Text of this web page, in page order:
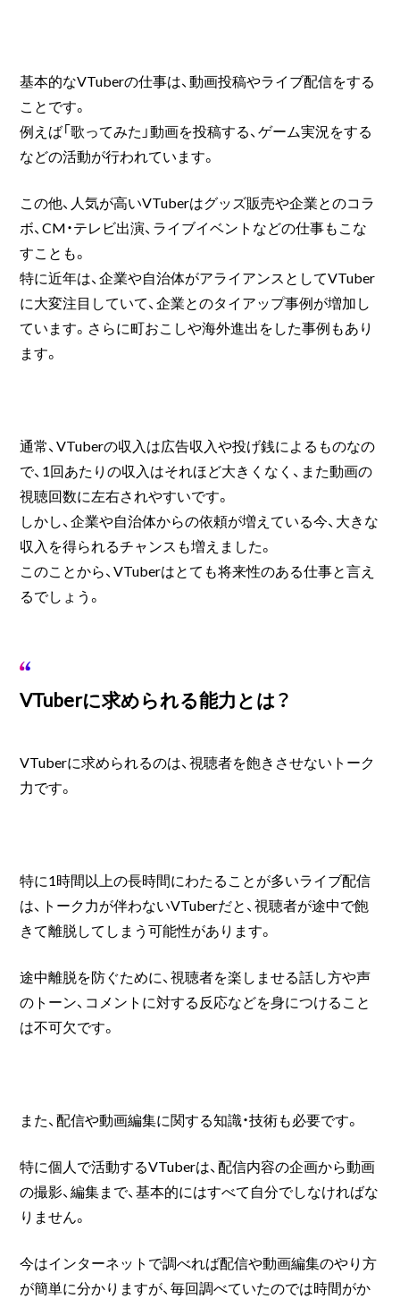
基本的なVTuberの仕事は、動画投稿やライブ配信をする
ことです。
例えば「歌ってみた」動画を投稿する、ゲーム実況をする
などの活動が行われています。
この他、人気が高いVTuberはグッズ販売や企業とのコラ
ボ、CM・テレビ出演、ライブイベントなどの仕事もこな
すことも。
特に近年は、企業や自治体がアライアンスとしてVTuber
に大変注目していて、企業とのタイアップ事例が増加し
ています。さらに町おこしや海外進出をした事例もあり
ます。
通常、VTuberの収入は広告収入や投げ銭によるものなの
で、1回あたりの収入はそれほど大きくなく、また動画の
視聴回数に左右されやすいです。
しかし、企業や自治体からの依頼が増えている今、大きな
収入を得られるチャンスも増えました。
このことから、VTuberはとても将来性のある仕事と言え
るでしょう。
VTuberに求められる能力とは？
VTuberに求められるのは、視聴者を飽きさせないトーク
力です。
特に1時間以上の長時間にわたることが多いライブ配信
は、トーク力が伴わないVTuberだと、視聴者が途中で飽
きて離脱してしまう可能性があります。
途中離脱を防ぐために、視聴者を楽しませる話し方や声
のトーン、コメントに対する反応などを身につけること
は不可欠です。
また、配信や動画編集に関する知識・技術も必要です。
特に個人で活動するVTuberは、配信内容の企画から動画
の撮影、編集まで、基本的にはすべて自分でしなければな
りません。
今はインターネットで調べれば配信や動画編集のやり方
が簡単に分かりますが、毎回調べていたのでは時間がか